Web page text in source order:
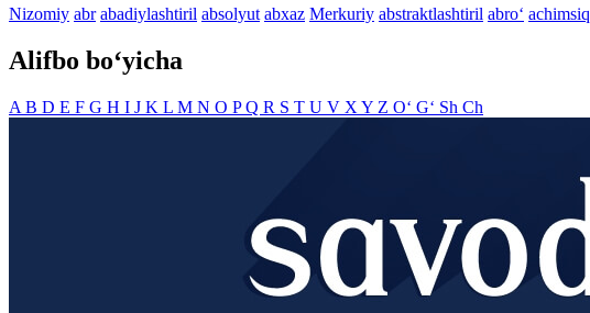
Nizomiy abr abadiylashtiril absolyut abxaz Merkuriy abstraktlashtiril abro‘ achimsiq
Alifbo bo‘yicha
A B D E F G H I J K L M N O PQ R S T U V X Y Z O‘ G‘ Sh Ch